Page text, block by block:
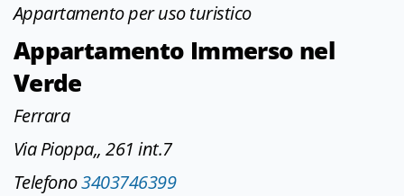
Appartamento per uso turistico
Appartamento Immerso nel
Verde
Ferrara
Via Pioppa,, 261 int.7
Telefono3403746399